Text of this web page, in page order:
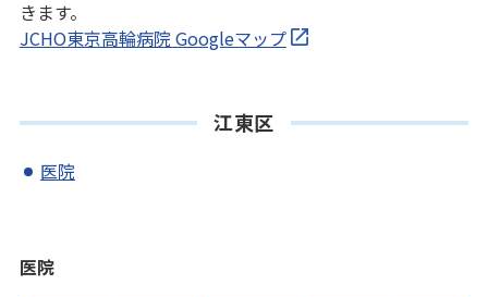
きます。
JCHO東京高輪病院 Googleマップ
江東区
医院
医院